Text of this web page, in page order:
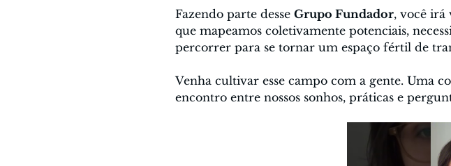
Fazendo parte desse Grupo Fundador, você irá
que mapeamos coletivamente potenciais,
percorrer para se tornar um espaço fértil de
Venha cultivar esse campo com a gente. Uma
encontro entre nossos sonhos, práticas e